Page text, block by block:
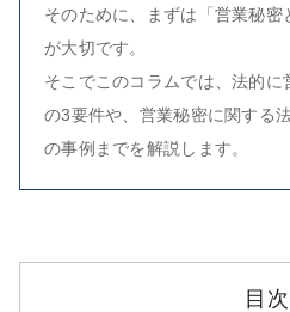
そのために、まずは「営業秘密
が大切です。
そこでこのコラムでは、法的
の3要件や、営業秘密に関する
の事例までを解説します。
目次